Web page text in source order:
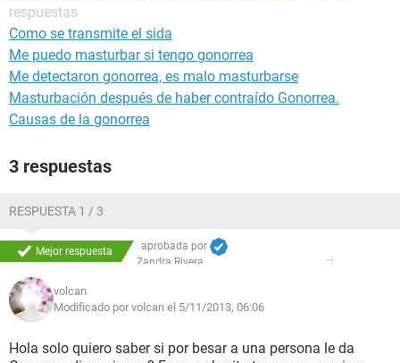
respuestas
Como se transmite el sida
Me puedo masturbar si tengo gonorrea
Me detectaron gonorrea, es malo masturbarse
Masturbación después de haber contraído Gonorrea.
Causas de la gonorrea
3 respuestas
RESPUESTA 1 / 3
Mejor respuesta
aprobada por
Zandra Rivera
volcan
Modificado por volcan el 5/11/2013, 06:06
Hola solo quiero saber si por besar a una persona le da